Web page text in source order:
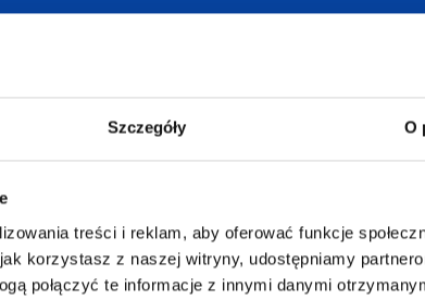
Szczegóły O
treści i reklam, aby oferować funkcje
korzystasz z naszej witryny, udostępniamy
połączyć te informacje z innymi danymi
Regulamin strony
Polityka prywatności
JAKUB LIEBELT
62-586 Rzgów